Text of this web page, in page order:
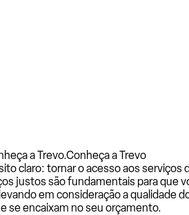
a Trevo.Conheça a Trevo
claro: tornar o acesso aos
justos são fundamentais para que
em consideração a qualidade
se encaixam no seu orçamento.